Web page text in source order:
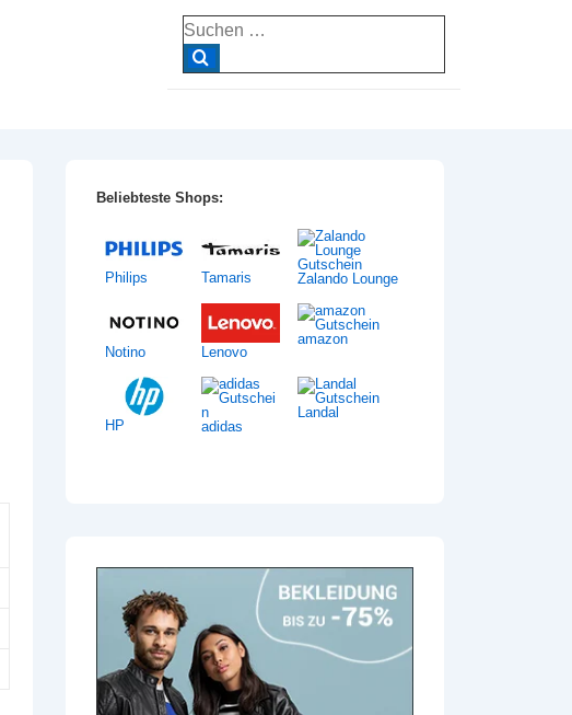
Suche
nach:
Beliebteste Shops:
Philips Tamaris Zalando Lounge
Notino Lenovo
amazon
HP adidas
Landal